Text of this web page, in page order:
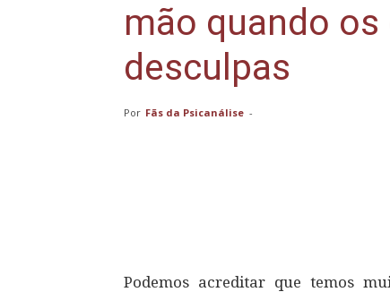
mão quando
desculpas
Por Fãs da Psicanálise -
Podemos acreditar que temos